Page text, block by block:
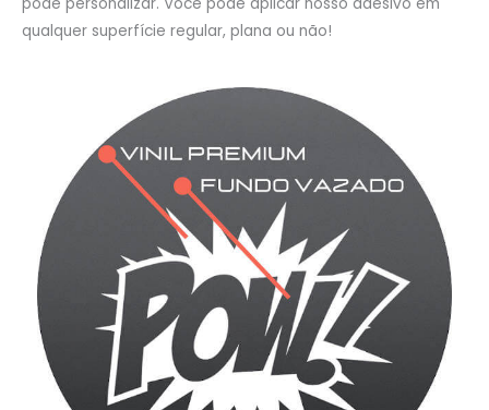
qualquer superfície regular, plana ou não!